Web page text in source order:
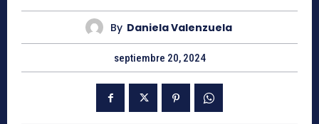
By Daniela Valenzuela
septiembre 20, 2024